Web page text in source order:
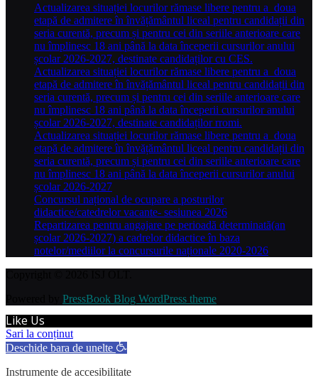
Actualizarea situației locurilor rămase libere pentru a doua
etapă de admitere în învățământul liceal pentru candidații din
seria curentă, precum și pentru cei din seriile anterioare care
nu împlinesc 18 ani până la data începerii cursurilor anului
școlar 2026-2027, destinate candidaților cu CES.
Actualizarea situației locurilor rămase libere pentru a doua
etapă de admitere în învățământul liceal pentru candidații din
seria curentă, precum și pentru cei din seriile anterioare care
nu împlinesc 18 ani până la data începerii cursurilor anului
școlar 2026-2027, destinate candidaților rromi.
Actualizarea situației locurilor rămase libere pentru a doua
etapă de admitere în învățământul liceal pentru candidații din
seria curentă, precum și pentru cei din seriile anterioare care
nu împlinesc 18 ani până la data începerii cursurilor anului
școlar 2026-2027
Concursul național de ocupare a posturilor
didactice/catedrelor vacante- sesiunea 2026
Repartizarea pentru angajare pe perioadă determinată(an
școlar 2026-2027) a cadrelor didactice în baza
notelor/mediilor la concursurile naționale 2020-2026
PressBook Blog WordPress theme
Like Us
Sari la conținut
Deschide bara de unelte
Instrumente de accesibilitate